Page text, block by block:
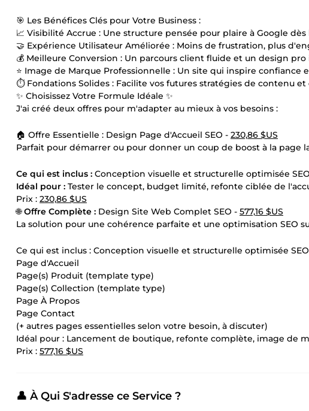
🎯 Les Bénéfices Clés pour Votre Business :
📈 Visibilité Accrue : Une structure pensée pour plaire à Google
🤝 Expérience Utilisateur Améliorée : Moins de frustration, plus
💰 Meilleure Conversion : Un parcours client fluide et un design
⭐ Image de Marque Professionnelle : Un site qui inspire confiance
⏱️ Fondations Solides : Facilite vos futures stratégies de contenu
✨ Choisissez Votre Formule Idéale ✨
J'ai créé deux offres pour m'adapter au mieux à vos besoins :
🏠 Offre Essentielle : Design Page d'Accueil SEO - 230,86 $US
Parfait pour démarrer ou pour donner un coup de boost à la page
Ce qui est inclus : Conception visuelle et structurelle optimisée
Idéal pour : Tester le concept, budget limité, refonte ciblée de
Prix : 230,86 $US
🌐Offre Complète : Design Site Web Complet SEO - 577,16 $US
La solution pour une cohérence parfaite et une optimisation SEO
Ce qui est inclus : Conception visuelle et structurelle optimisée
Page d'Accueil
Page(s) Produit (template type)
Page(s) Collection (template type)
Page À Propos
Page Contact
(+ autres pages essentielles selon votre besoin, à discuter)
Idéal pour : Lancement de boutique, refonte complète, image de
Prix : 577,16 $US
👤 À Qui S'adresse ce Service ?